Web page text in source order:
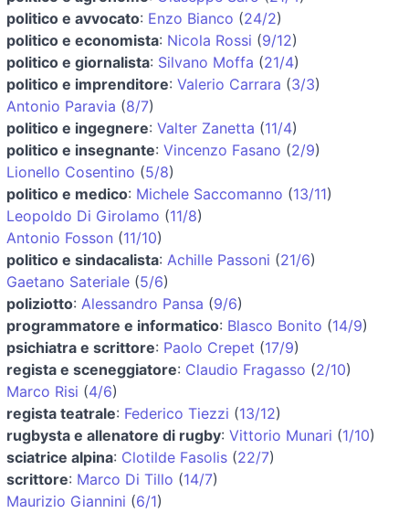
politico e avvocato: Enzo Bianco (24/2)
politico e economista: Nicola Rossi (9/12)
politico e giornalista: Silvano Moffa (21/4)
politico e imprenditore: Valerio Carrara (3/3)
Antonio Paravia (8/7)
politico e ingegnere: Valter Zanetta (11/4)
politico e insegnante: Vincenzo Fasano (2/9)
Lionello Cosentino (5/8)
politico e medico: Michele Saccomanno (13/11)
Leopoldo Di Girolamo (11/8)
Antonio Fosson (11/10)
politico e sindacalista: Achille Passoni (21/6)
Gaetano Sateriale (5/6)
poliziotto: Alessandro Pansa (9/6)
programmatore e informatico: Blasco Bonito (14/9)
psichiatra e scrittore: Paolo Crepet (17/9)
regista e sceneggiatore: Claudio Fragasso (2/10)
Marco Risi (4/6)
regista teatrale: Federico Tiezzi (13/12)
rugbysta e allenatore di rugby: Vittorio Munari (1/10)
sciatrice alpina: Clotilde Fasolis (22/7)
scrittore: Marco Di Tillo (14/7)
Maurizio Giannini (6/1)